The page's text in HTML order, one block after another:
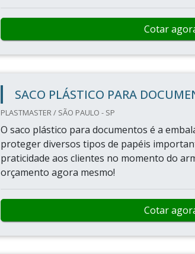
Cotar
SACO PLÁSTICO PARA
PLASTMASTER / SÃO PAULO - SP
O saco plástico para documentos é a
proteger diversos tipos de papéis
praticidade aos clientes no momento do
orçamento agora mesmo!
Cotar